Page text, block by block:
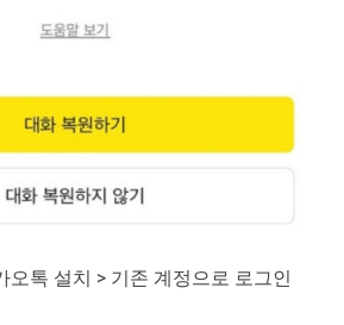
오톡 설치 > 기존 계정으로 로그인